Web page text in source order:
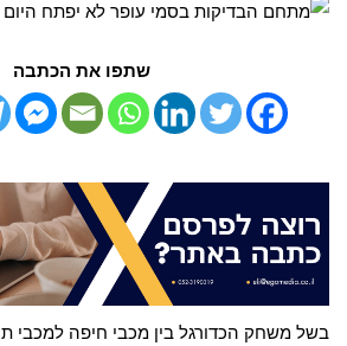
שתפו את הכתבה
בשל משחק הכדורגל בין מכבי חיפה למכבי